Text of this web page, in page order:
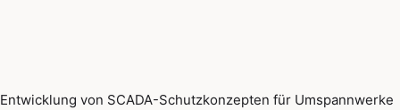
Entwicklung von SCADA-Schutzkonzepten für Umspannwerke